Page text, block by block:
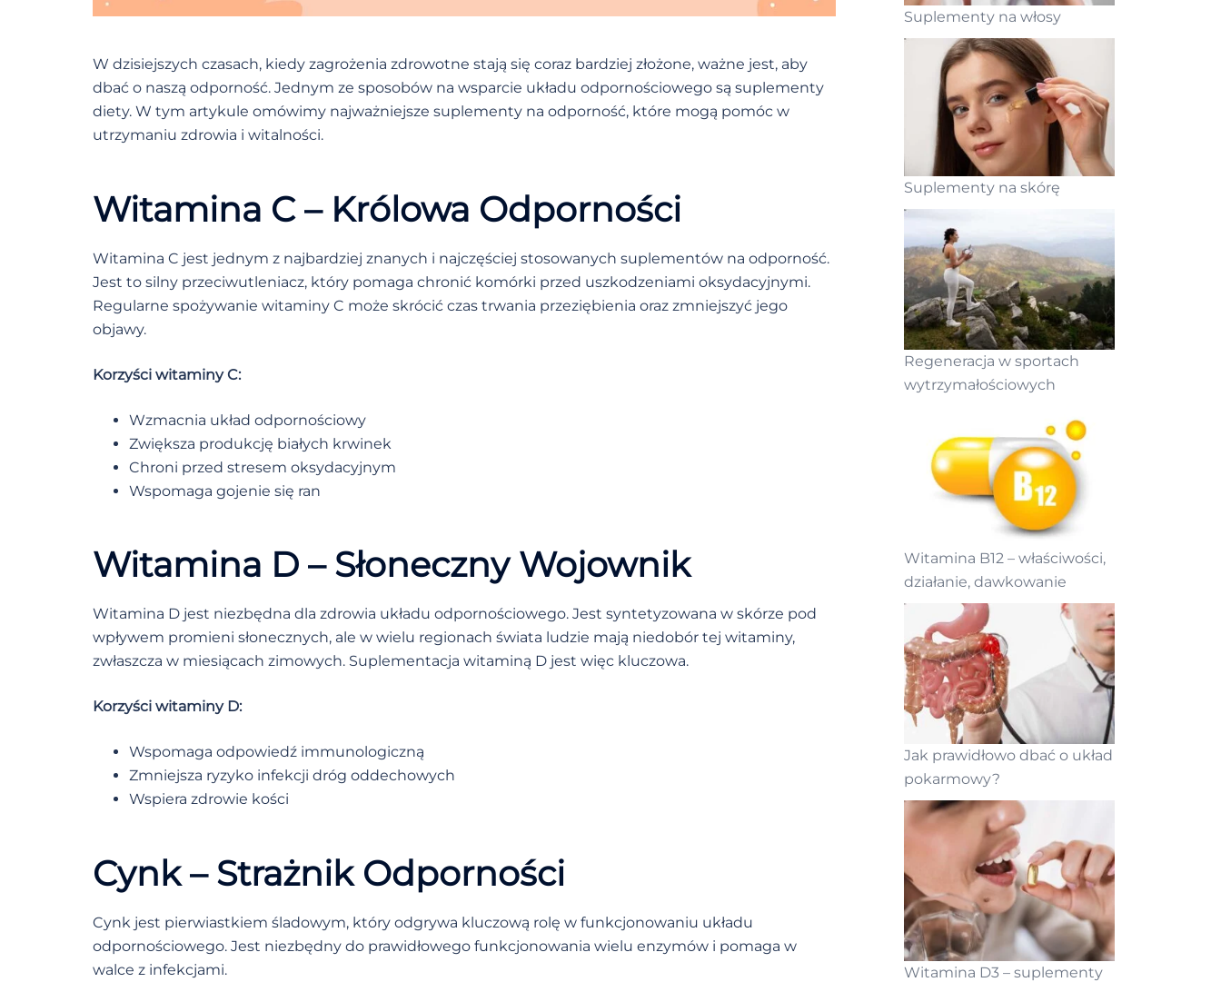
W dzisiejszych czasach, kiedy zagrożenia zdrowotne stają się coraz bardziej złożone, ważne jest, aby
dbać o naszą odporność. Jednym ze sposobów na wsparcie układu odpornościowego są suplementy
diety. W tym artykule omówimy najważniejsze suplementy na odporność, które mogą pomóc w
utrzymaniu zdrowia i witalności.
Witamina C – Królowa Odporności
Witamina C jest jednym z najbardziej znanych i najczęściej stosowanych suplementów na odporność.
Jest to silny przeciwutleniacz, który pomaga chronić komórki przed uszkodzeniami oksydacyjnymi.
Regularne spożywanie witaminy C może skrócić czas trwania przeziębienia oraz zmniejszyć jego
objawy.
Korzyści witaminy C:
Wzmacnia układ odpornościowy
Zwiększa produkcję białych krwinek
Chroni przed stresem oksydacyjnym
Wspomaga gojenie się ran
Witamina D – Słoneczny Wojownik
Witamina D jest niezbędna dla zdrowia układu odpornościowego. Jest syntetyzowana w skórze pod
wpływem promieni słonecznych, ale w wielu regionach świata ludzie mają niedobór tej witaminy,
zwłaszcza w miesiącach zimowych. Suplementacja witaminą D jest więc kluczowa.
Korzyści witaminy D:
Wspomaga odpowiedź immunologiczną
Zmniejsza ryzyko infekcji dróg oddechowych
Wspiera zdrowie kości
Cynk – Strażnik Odporności
Cynk jest pierwiastkiem śladowym, który odgrywa kluczową rolę w funkcjonowaniu układu
odpornościowego. Jest niezbędny do prawidłowego funkcjonowania wielu enzymów i pomaga w
walce z infekcjami.
Suplementy na włosy
Suplementy na skórę
Regeneracja w sportach
wytrzymałościowych
Witamina B12 – właściwości,
działanie, dawkowanie
Jak prawidłowo dbać o układ
pokarmowy?
Witamina D3 – suplementy